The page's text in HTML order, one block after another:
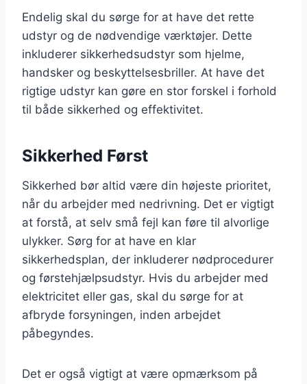
Endelig skal du sørge for at have det rette
udstyr og de nødvendige værktøjer. Dette
inkluderer sikkerhedsudstyr som hjelme,
handsker og beskyttelsesbriller. At have det
rigtige udstyr kan gøre en stor forskel i forhold
til både sikkerhed og effektivitet.
Sikkerhed Først
Sikkerhed bør altid være din højeste prioritet,
når du arbejder med nedrivning. Det er vigtigt
at forstå, at selv små fejl kan føre til alvorlige
ulykker. Sørg for at have en klar
sikkerhedsplan, der inkluderer nødprocedurer
og førstehjælpsudstyr. Hvis du arbejder med
elektricitet eller gas, skal du sørge for at
afbryde forsyningen, inden arbejdet
påbegyndes.
Det er også vigtigt at være opmærksom på